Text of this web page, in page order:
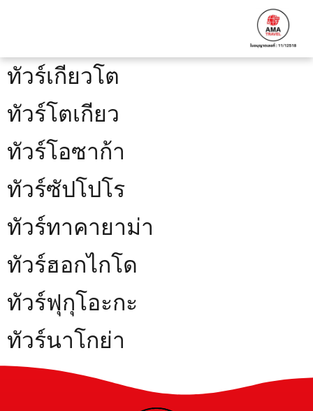
ทัวร์เกียวโต
ทัวร์โตเกียว
ทัวร์โอซาก้า
ทัวร์ซัปโปโร
ทัวร์ทาคายาม่า
ทัวร์ฮอกไกโด
ทัวร์ฟุกุโอะกะ
ทัวร์นาโกย่า